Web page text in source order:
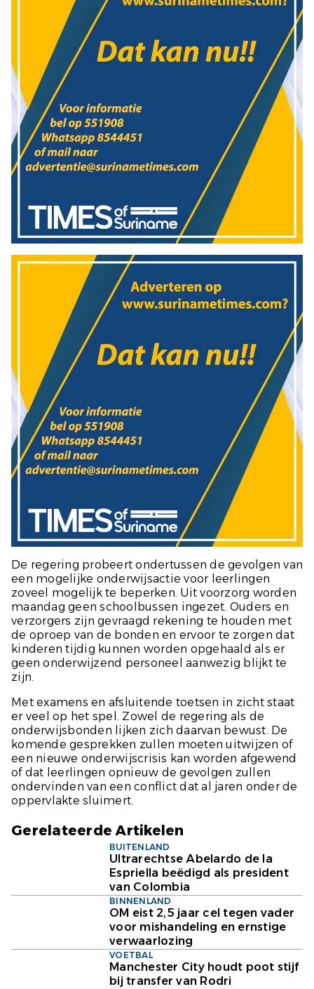
De regering probeert ondertussen de gevolgen van
een mogelijke onderwijsactie voor leerlingen
zoveel mogelijk te beperken. Uit voorzorg worden
maandag geen schoolbussen ingezet. Ouders en
verzorgers zijn gevraagd rekening te houden met
de oproep van de bonden en ervoor te zorgen dat
kinderen tijdig kunnen worden opgehaald als er
geen onderwijzend personeel aanwezig blijkt te
zijn.
Met examens en afsluitende toetsen in zicht staat
er veel op het spel. Zowel de regering als de
onderwijsbonden lijken zich daarvan bewust. De
komende gesprekken zullen moeten uitwijzen of
een nieuwe onderwijscrisis kan worden afgewend
of dat leerlingen opnieuw de gevolgen zullen
ondervinden van een conflict dat al jaren onder de
oppervlakte sluimert.
Gerelateerde Artikelen
BUITENLAND
Ultrarechtse Abelardo de la
Espriella beëdigd als president
van Colombia
BINNENLAND
OM eist 2,5 jaar cel tegen vader
voor mishandeling en ernstige
verwaarlozing
VOETBAL
Manchester City houdt poot stijf
bij transfer van Rodri